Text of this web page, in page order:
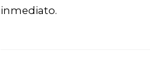
inmediato.